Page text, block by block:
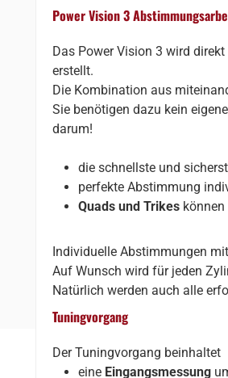
Power Vision 3
Das Power Vision 3 wird
erstellt.
Die Kombination aus
Sie benötigen dazu kein
darum!
die schnellste und
perfekte Abstimmung
Quads und Trikes
Individuelle Abstimmungen
Auf Wunsch wird für jeden
Natürlich werden auch alle
Tuningvorgang
Der Tuningvorgang beinhaltet
eine Eingangsmessung